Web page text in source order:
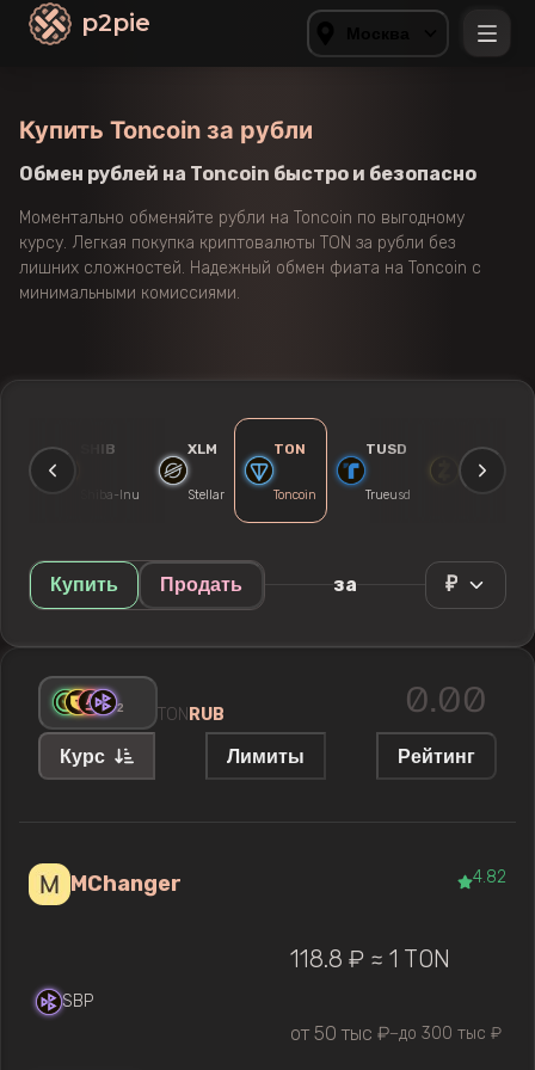
p2pie
Купить Toncoin за рубли
Обмен рублей на Toncoin быстро и безопасно
Моментально обменяйте рубли на Toncoin по выгодному
курсу. Легкая покупка криптовалюты TON за рубли без
лишних сложностей. Надежный обмен фиата на Toncoin с
минимальными комиссиями.
SHIB
Shiba-Inu
XLM
Stellar
TON
Toncoin
TUSD
Trueusd
ZEC
Купить Продать за ₽
+2 TON RUB
Курс Лимиты Рейтинг
MChanger 4.82
SBP
118.8 ₽ ≈ 1 TON
от 50 тыс ₽—до 300 тыс ₽